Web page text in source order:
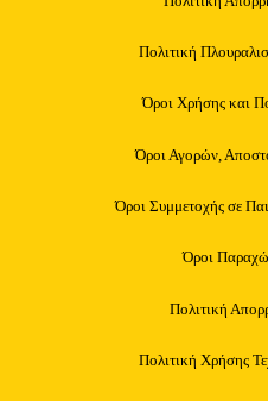
Πολιτική
Όροι Χρήσης και
Όροι Αγορών,
Όροι Συμμετοχής σε
Όροι
Πολιτική
Πολιτική Χρήσης